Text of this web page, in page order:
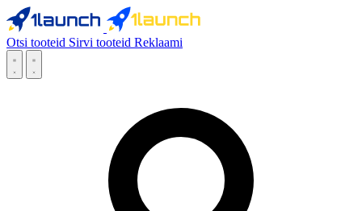
Otsi tooteid Sirvi tooteid Reklaami